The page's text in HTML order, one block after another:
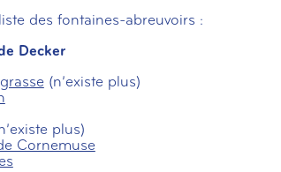
des fontaines-abreuvoirs :
Decker
(n’existe plus)
plus)
Cornemuse